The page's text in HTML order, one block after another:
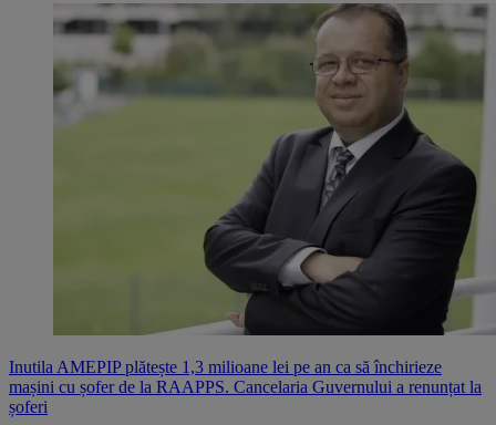
Inutila AMEPIP plătește 1,3 milioane lei pe an ca să închirieze
mașini cu șofer de la RAAPPS. Cancelaria Guvernului a renunțat la
șoferi